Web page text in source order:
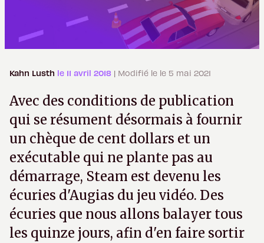
Kahn Lusth le 11 avril 2018 | Modifié le le 5 mai 2021
Avec des conditions de publication
qui se résument désormais à fournir
un chèque de cent dollars et un
exécutable qui ne plante pas au
démarrage, Steam est devenu les
écuries d'Augias du jeu vidéo. Des
écuries que nous allons balayer tous
les quinze jours, afin d'en faire sortir